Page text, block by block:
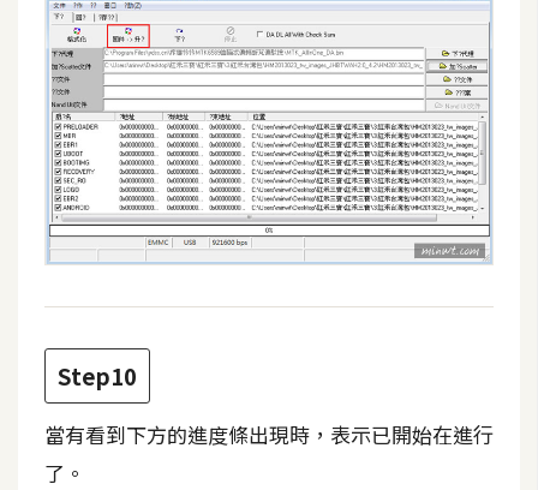
示
免
費
版
型
M
A
C
開
箱
Step10
當有看到下方的進度條出現時，表示已開始在進行
了。